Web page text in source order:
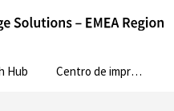
Hub Centro de imprensa